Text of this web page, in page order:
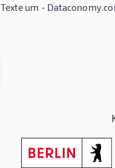
Texte um -